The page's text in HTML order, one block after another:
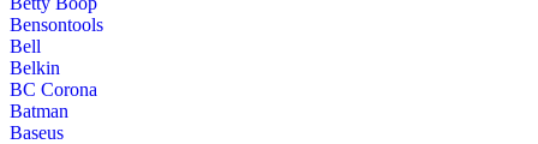
Bensontools
Bell
Belkin
BC Corona
Batman
Baseus